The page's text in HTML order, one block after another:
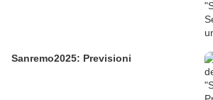
Sanremo2025: Previsioni